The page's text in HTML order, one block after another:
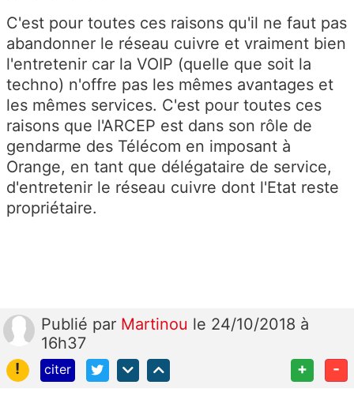
C'est pour toutes ces raisons qu'il ne faut pas
abandonner le réseau cuivre et vraiment bien
l'entretenir car la VOIP (quelle que soit la
techno) n'offre pas les mêmes avantages et
les mêmes services. C'est pour toutes ces
raisons que l'ARCEP est dans son rôle de
gendarme des Télécom en imposant à
Orange, en tant que délégataire de service,
d'entretenir le réseau cuivre dont l'Etat reste
propriétaire.
Publié par Martinou le 24/10/2018 à
16h37
!
citer + -